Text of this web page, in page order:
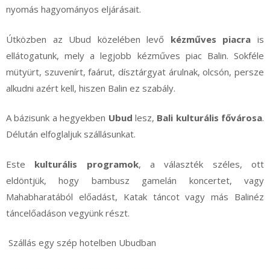
nyomás hagyományos eljárásait.
Útközben az Ubud közelében levő kézműves piacrais
ellátogatunk, mely a legjobb kézműves piac Balin. Sokféle
mütyürt, szuvenírt, faárut, dísztárgyat árulnak, olcsón, persze
alkudni azért kell, hiszen Balin ez szabály.
A bázisunk a hegyekben Ubud lesz, Bali kulturális fővárosa.
Délután elfoglaljuk szállásunkat.
Este kulturális programok, a választék széles, ott
eldöntjük, hogy bambusz gamelán koncertet, vagy
Mahabharatából előadást, Katak táncot vagy más Balinéz
táncelőadáson vegyünk részt.
Szállás egy szép hotelben Ubudban